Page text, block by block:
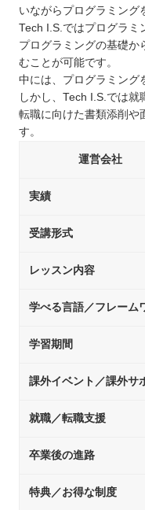
中部
近畿
中国
四国
九州 / 沖
いながらプログラミング
Tech I.S.ではプログラミ
プログラミングの基礎か
むことが可能です。
中には、プログラミング
しかし、Tech I.S.では就
転職に向けた書類添削や
す。
運営会社
実績
受講形式
レッスン内容
学べる言語／フレーム
学習期間
課外イベント／課外サ
就職／転職支援
卒業後の進路
特典／お得な制度